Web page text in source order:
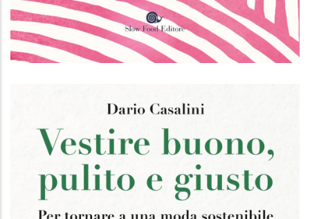
Custodi del vino